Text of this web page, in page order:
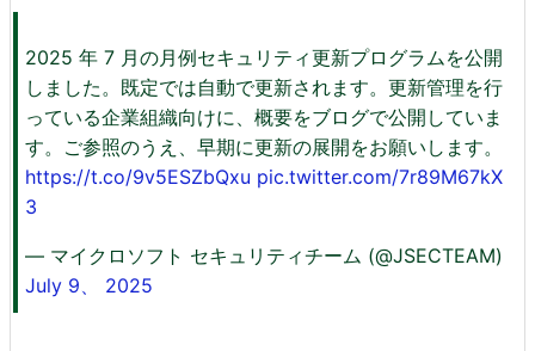
2025 年 7 月の月例セキュリティ更新プログラムを公開
しました。既定では自動で更新されます。更新管理を行
っている企業組織向けに、概要をブログで公開していま
す。ご参照のうえ、早期に更新の展開をお願いします。
https://t.co/9v5ESZbQxu pic.twitter.com/7r89M67kX
3
— マイクロソフト セキュリティチーム (@JSECTEAM)
July 9、 2025